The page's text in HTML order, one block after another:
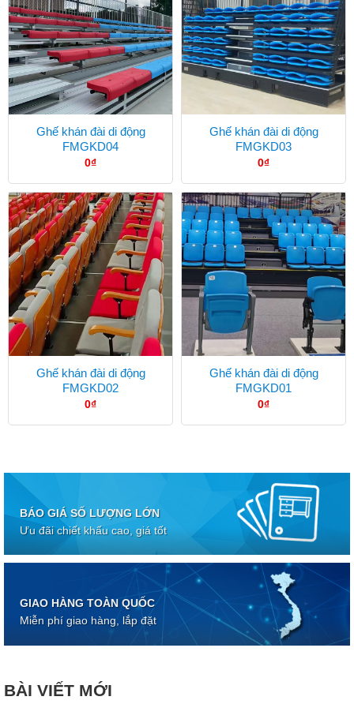
Ghế khán đài di động
FMGKD04
0₫
Ghế khán đài di động
FMGKD03
0₫
Ghế khán đài di động
FMGKD02
0₫
Ghế khán đài di động
FMGKD01
0₫
BÁO GIÁ SỐ LƯỢNG LỚN
Ưu đãi chiết khấu cao, giá tốt
GIAO HÀNG TOÀN QUỐC
Miễn phí giao hàng, lắp đặt
BÀI VIẾT MỚI